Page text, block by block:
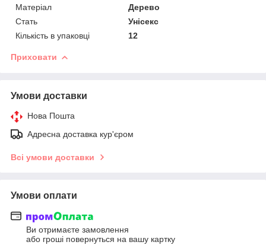
Матеріал
Дерево
Стать
Унісекс
Кількість в упаковці
12
Приховати
Умови доставки
Нова Пошта
Адресна доставка кур'єром
Всі умови доставки
Умови оплати
Ви отримаєте замовлення
або гроші повернуться на вашу картку